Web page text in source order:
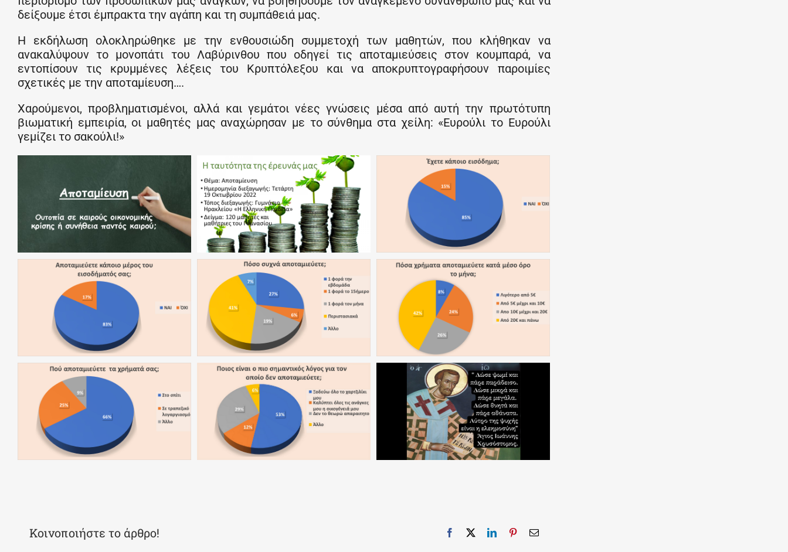
δείξουμε έτσι έμπρακτα την αγάπη και τη συμπάθειά μας.
Η εκδήλωση ολοκληρώθηκε με την ενθουσιώδη συμμετοχή των μαθητών, που κλήθηκαν να
ανακαλύψουν το μονοπάτι του Λαβύρινθου που οδηγεί τις αποταμιεύσεις στον κουμπαρά, να
εντοπίσουν τις κρυμμένες λέξεις του Κρυπτόλεξου και να αποκρυπτογραφήσουν παροιμίες
σχετικές με την αποταμίευση….
Χαρούμενοι, προβληματισμένοι, αλλά και γεμάτοι νέες γνώσεις μέσα από αυτή την πρωτότυπη
βιωματική εμπειρία, οι μαθητές μας αναχώρησαν με το σύνθημα στα χείλη: «Ευρούλι το Ευρούλι
γεμίζει το σακούλι!»
Κοινοποιήστε το άρθρο! Facebook
X LinkedInPinterestEmail